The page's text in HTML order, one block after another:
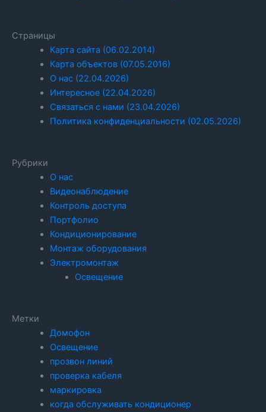
Страницы
Карта сайта (06.02.2014)
Карта объектов (07.05.2016)
О нас (22.04.2026)
Интересное (22.04.2026)
Связаться с нами (23.04.2026)
Политика конфиденциальности (02.05.2026)
Рубрики
О нас
Видеонаблюдение
Контроль доступа
Портфолио
Кондиционирование
Монтаж оборудования
Электромонтаж
Освещение
Метки
Домофон
Освещение
прозвон линий
проверка кабеля
маркировка
когда обслуживать кондиционер